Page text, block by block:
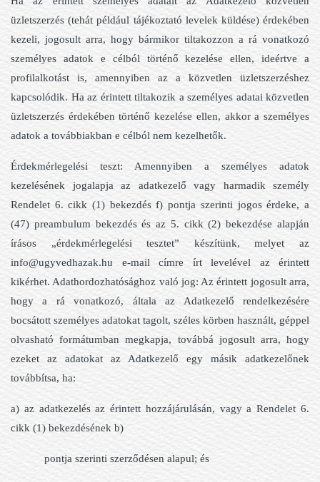
üzletszerzés (tehát például tájékoztató levelek küldése) érdekében
kezeli, jogosult arra, hogy bármikor tiltakozzon a rá vonatkozó
személyes adatok e célból történő kezelése ellen, ideértve a
profilalkotást is, amennyiben az a közvetlen üzletszerzéshez
kapcsolódik. Ha az érintett tiltakozik a személyes adatai közvetlen
üzletszerzés érdekében történő kezelése ellen, akkor a személyes
adatok a továbbiakban e célból nem kezelhetők.
Érdekmérlegelési teszt: Amennyiben a személyes adatok
kezelésének jogalapja az adatkezelő vagy harmadik személy
Rendelet 6. cikk (1) bekezdés f) pontja szerinti jogos érdeke, a
(47) preambulum bekezdés és az 5. cikk (2) bekezdése alapján
írásos „érdekmérlegelési tesztet” készítünk, melyet az
info@ugyvedhazak.hu e-mail címre írt levelével az érintett
kikérhet. Adathordozhatósághoz való jog: Az érintett jogosult arra,
hogy a rá vonatkozó, általa az Adatkezelő rendelkezésére
bocsátott személyes adatokat tagolt, széles körben használt, géppel
olvasható formátumban megkapja, továbbá jogosult arra, hogy
ezeket az adatokat az Adatkezelő egy másik adatkezelőnek
továbbítsa, ha:
a) az adatkezelés az érintett hozzájárulásán, vagy a Rendelet 6.
cikk (1) bekezdésének b)
pontja szerinti szerződésen alapul; és